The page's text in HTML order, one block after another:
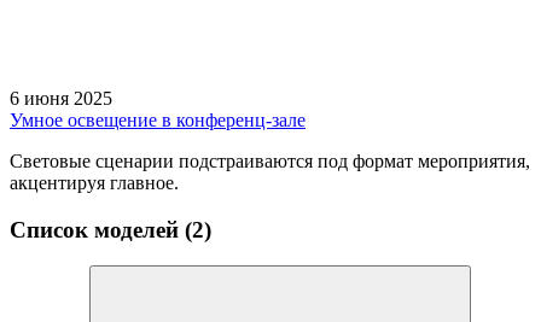
6 июня 2025
Умное освещение в конференц-зале
Световые сценарии подстраиваются под формат мероприятия,
акцентируя главное.
Список моделей (2)